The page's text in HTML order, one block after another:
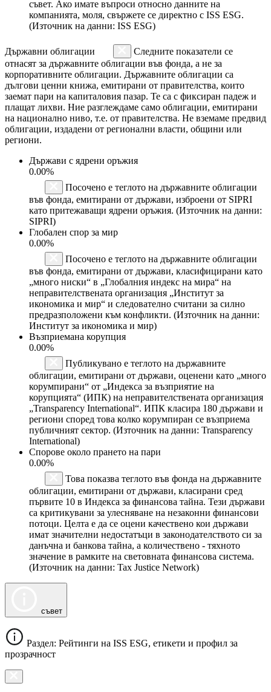
съвет. Ако имате въпроси относно данните на
компанията, моля, свържете се директно с ISS ESG.
(Източник на данни: ISS ESG)
Държавни облигации
Следните показатели се
отнасят за държавните облигации във фонда, а не за
корпоративните облигации. Държавните облигации са
дългови ценни книжа, емитирани от правителства, които
заемат пари на капиталовия пазар. Те са с фиксиран падеж и
плащат лихви. Ние разглеждаме само облигации, емитирани
на национално ниво, т.е. от правителства. Не вземаме предвид
облигации, издадени от регионални власти, общини или
региони.
Държави с ядрени оръжия
0.00%
Посочено е теглото на държавните облигации
във фонда, емитирани от държави, изброени от SIPRI
като притежаващи ядрени оръжия. (Източник на данни:
SIPRI)
Глобален спор за мир
0.00%
Посочено е теглото на държавните облигации
във фонда, емитирани от държави, класифицирани като
„много ниски“ в „Глобалния индекс на мира“ на
неправителствената организация „Институт за
икономика и мир“ и следователно считани за силно
предразположени към конфликти. (Източник на данни:
Институт за икономика и мир)
Възприемана корупция
0.00%
Публикувано е теглото на държавните
облигации, емитирани от държави, оценени като „много
корумпирани“ от „Индекса за възприятие на
корупцията“ (ИПК) на неправителствената организация
„Transparency International“. ИПК класира 180 държави и
региони според това колко корумпиран се възприема
публичният сектор. (Източник на данни: Transparency
International)
Спорове около прането на пари
0.00%
Това показва теглото във фонда на държавните
облигации, емитирани от държави, класирани сред
първите 10 в Индекса за финансова тайна. Тези държави
са критикувани за улесняване на незаконни финансови
потоци. Целта е да се оцени качествено кои държави
имат значителни недостатъци в законодателството си за
данъчна и банкова тайна, а количествено - тяхното
значение в рамките на световната финансова система.
(Източник на данни: Tax Justice Network)
съвет
Раздел: Рейтинги на ISS ESG, етикети и профил за
прозрачност